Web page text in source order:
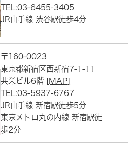
TEL:03-6455-3405
JR山手線 渋谷駅徒歩4分
〒160-0023
東京都新宿区西新宿7-1-11
共栄ビル6階 [MAP]
TEL:03-5937-6767
JR山手線 新宿駅徒歩5分
東京メトロ丸の内線 新宿駅徒
歩2分